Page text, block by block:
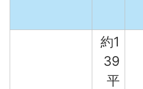
約1
39
平